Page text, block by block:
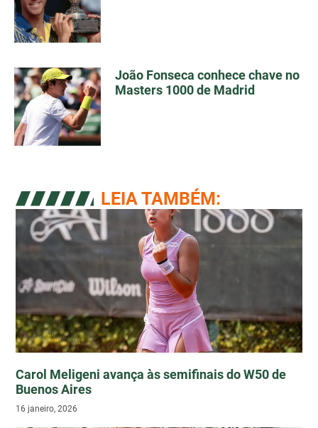
João Fonseca conhece chave no
Masters 1000 de Madrid
LEIA TAMBÉM:
Carol Meligeni avança às semifinais do W50 de
Buenos Aires
16 janeiro, 2026